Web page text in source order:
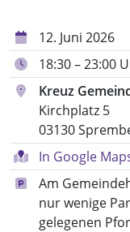
12. Juni 2026
18:30 – 23:00
Kreuz
Kirchplatz 5
03130
In Google
Am
nur wenige
gelegenen